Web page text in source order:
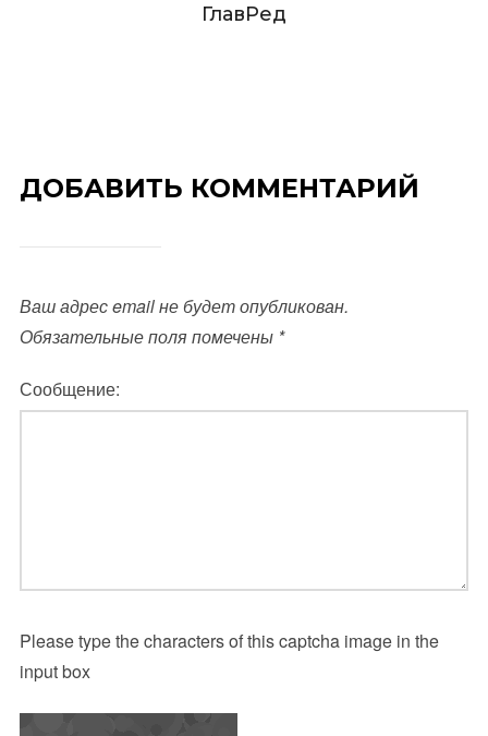
ГлавРед
ДОБАВИТЬ КОММЕНТАРИЙ
Ваш адрес email не будет опубликован.
Обязательные поля помечены *
Сообщение:
Please type the characters of this captcha image in the
input box